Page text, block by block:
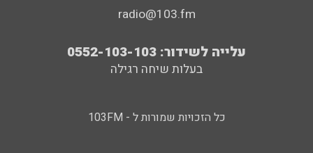
radio@103.fm
עלייה לשידור: 0552-103-103
בעלות שיחה רגילה
כל הזכויות שמורות ל - 103FM